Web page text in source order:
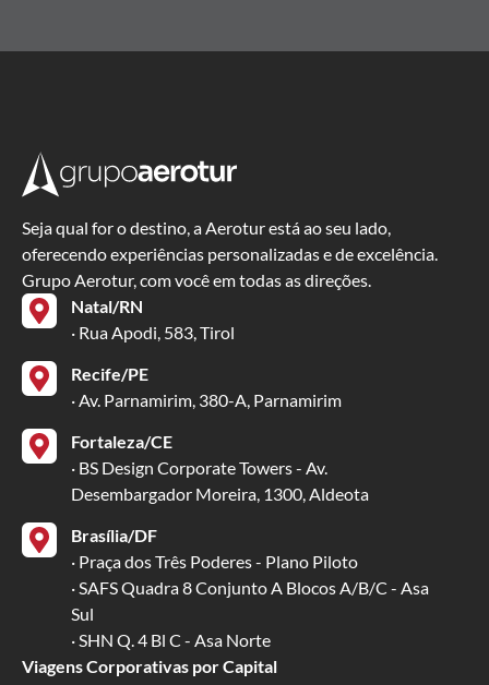
Seja qual for o destino, a Aerotur está ao seu lado,
oferecendo experiências personalizadas e de excelência.
Grupo Aerotur, com você em todas as direções.
Natal/RN
· Rua Apodi, 583, Tirol
Recife/PE
· Av. Parnamirim, 380-A, Parnamirim
Fortaleza/CE
· BS Design Corporate Towers - Av.
Desembargador Moreira, 1300, Aldeota
Brasília/DF
· Praça dos Três Poderes - Plano Piloto
· SAFS Quadra 8 Conjunto A Blocos A/B/C - Asa
Sul
· SHN Q. 4 Bl C - Asa Norte
Viagens Corporativas por Capital